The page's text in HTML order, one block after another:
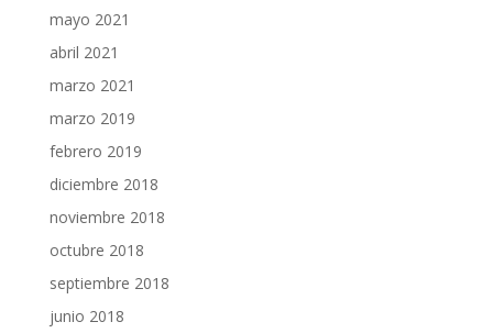
mayo 2021
abril 2021
marzo 2021
marzo 2019
febrero 2019
diciembre 2018
noviembre 2018
octubre 2018
septiembre 2018
junio 2018